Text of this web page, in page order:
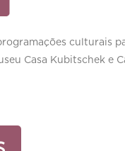
culturais
Casa Kubitschek